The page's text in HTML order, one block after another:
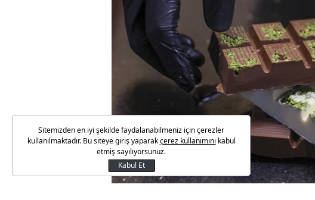
Sitemizden en iyi şekilde faydalanabilmeniz için çerezler
kullanılmaktadır. Bu siteye giriş yaparakçerez kullanımını kabul
etmiş sayılıyorsunuz.
Kabul Et